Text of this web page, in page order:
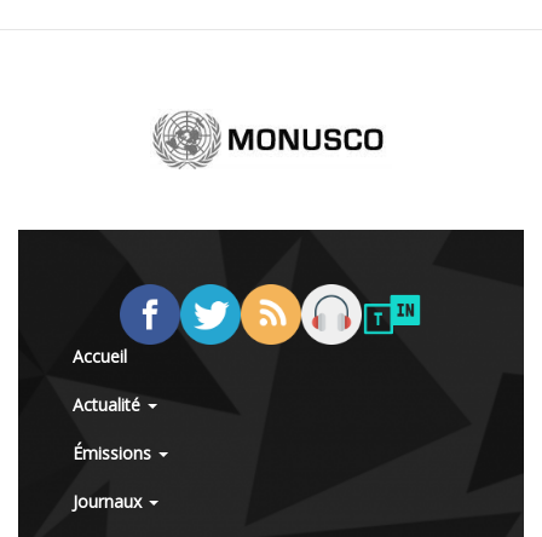
Accueil
Actualité
Émissions
Journaux